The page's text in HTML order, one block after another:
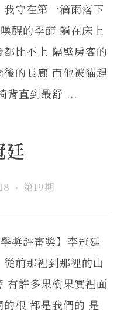
我守在第一滴雨落下
醒的季節 躺在床上
比不上 隔壁房客的
的長廊 而他被貓趕
背直到最舒 ...
第19期
獎評審獎】李冠廷
從前那裡到那裡的山
有許多果樹果實裡面
根 都是我們的 是